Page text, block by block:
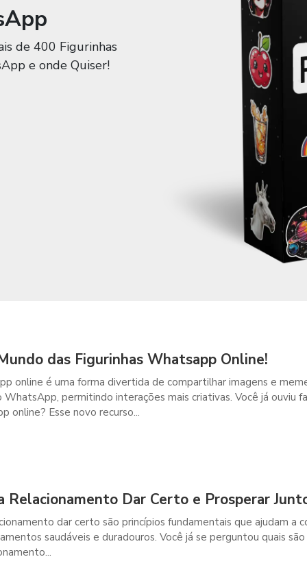
de 400 Figurinhas
e onde Quiser!
das Figurinhas Whatsapp Online!
online é uma forma divertida de compartilhar imagens e
WhatsApp, permitindo interações mais criativas. Você já ouviu
online? Esse novo recurso...
Relacionamento Dar Certo e Prosperar
dar certo são princípios fundamentais que ajudam a
saudáveis e duradouros. Você já se perguntou quais são